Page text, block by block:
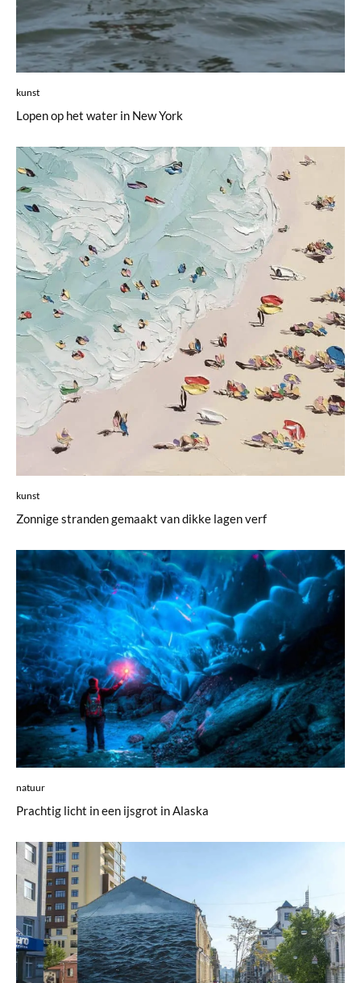
kunst
Lopen op het water in New York
kunst
Zonnige stranden gemaakt van dikke lagen verf
natuur
Prachtig licht in een ijsgrot in Alaska